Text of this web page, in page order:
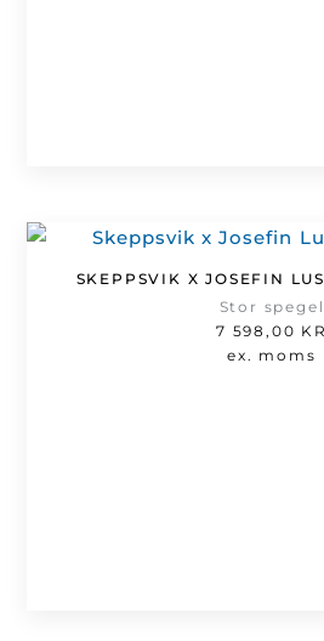
SKEPPSVIK X JOSEFIN
Stor spegel
7 598,00 KR
ex. moms